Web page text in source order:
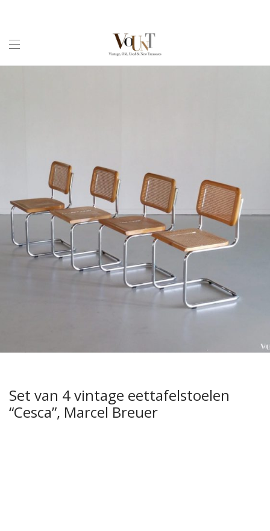
Set van 4 vintage eettafelstoelen
“Cesca”, Marcel Breuer